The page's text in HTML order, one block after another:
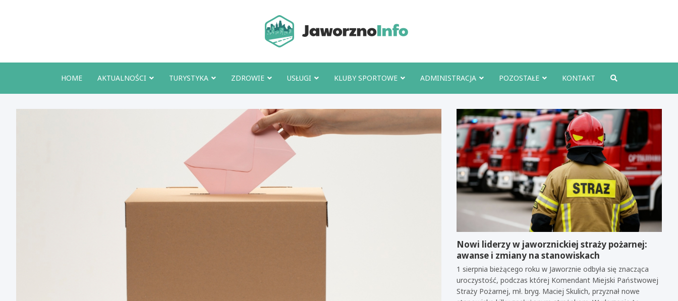
HOME AKTUALNOŚCI TURYSTYKA ZDROWIE USŁUGI KLUBY SPORTOWE ADMINISTRACJA POZOSTAŁE KONTAKT
Nowi liderzy w jaworznickiej straży pożarnej:
awanse i zmiany na stanowiskach
1 sierpnia bieżącego roku w Jaworznie odbyła się znacząca
uroczystość, podczas której Komendant Miejski Państwowej
Straży Pożarnej, mł. bryg. Maciej Skulich, przyznał nowe